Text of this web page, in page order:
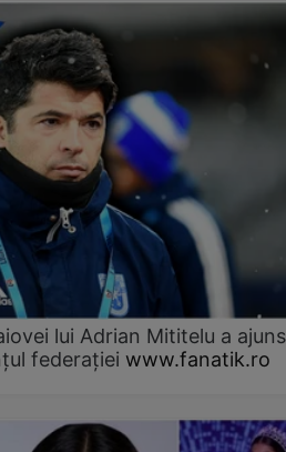
lui Adrian Mititelu a
federației www.fanatik.ro